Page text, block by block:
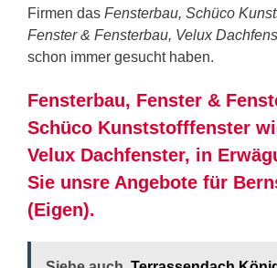
Firmen das Fensterbau, Schüco
Fenster & Fensterbau, Velux
schon immer gesucht haben.
Fensterbau, Fenster &
Schüco Kunststofffenster
Velux Dachfenster, in
Sie unsre Angebote für
(Eigen).